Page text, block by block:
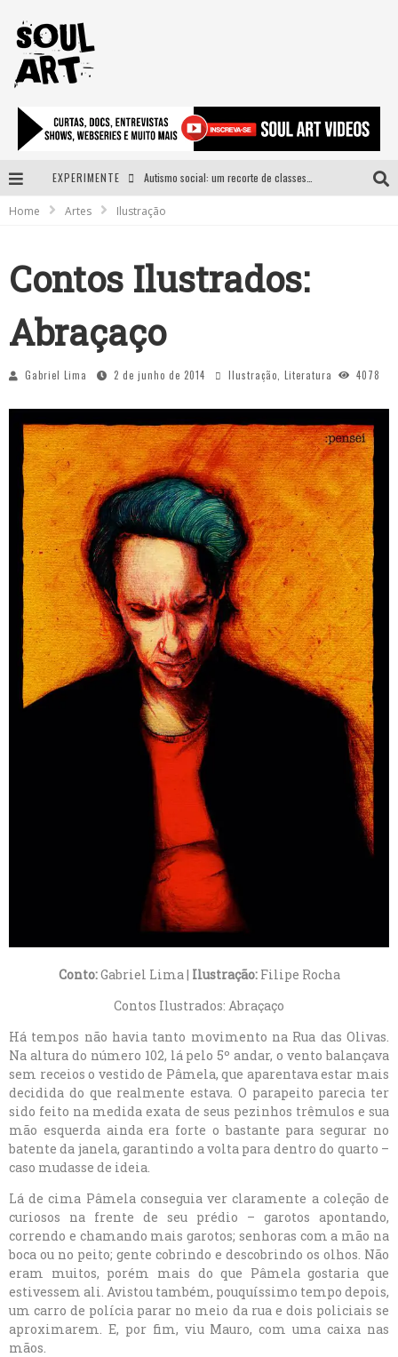
EXPERIMENTE
A subida da rampa é diferente!
Novo single de Arnaldo Tifu, “De Testa” explora brasilidade em sons, cores e símbolos
Home Artes Ilustração
Contos Ilustrados:
Abraçaço
Gabriel Lima 2 de junho de 2014 Ilustração Literatura 4078
Conto:Gabriel Lima | Ilustração:Filipe Rocha
Contos Ilustrados: Abraçaço
Há tempos não havia tanto movimento na Rua das Olivas.
Na altura do número 102, lá pelo 5º andar, o vento balançava
sem receios o vestido de Pâmela, que aparentava estar mais
decidida do que realmente estava. O parapeito parecia ter
sido feito na medida exata de seus pezinhos trêmulos e sua
mão esquerda ainda era forte o bastante para segurar no
batente da janela, garantindo a volta para dentro do quarto –
caso mudasse de ideia.
Lá de cima Pâmela conseguia ver claramente a coleção de
curiosos na frente de seu prédio – garotos apontando,
correndo e chamando mais garotos; senhoras com a mão na
boca ou no peito; gente cobrindo e descobrindo os olhos. Não
eram muitos, porém mais do que Pâmela gostaria que
estivessem ali. Avistou também, pouquíssimo tempo depois,
um carro de polícia parar no meio da rua e dois policiais se
aproximarem. E, por fim, viu Mauro, com uma caixa nas
mãos.